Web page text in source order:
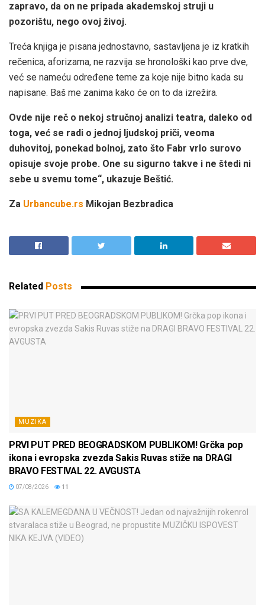
zapravo, da on ne pripada akademskoj struji u
pozorištu, nego ovoj živoj.
Treća knjiga je pisana jednostavno, sastavljena je iz kratkih
rečenica, aforizama, ne razvija se hronološki kao prve dve,
već se nameću određene teme za koje nije bitno kada su
napisane. Baš me zanima kako će on to da izrežira.
Ovde nije reč o nekoj stručnoj analizi teatra, daleko od
toga, već se radi o jednoj ljudskoj priči, veoma
duhovitoj, ponekad bolnoj, zato što Fabr vrlo surovo
opisuje svoje probe. One su sigurno takve i ne štedi ni
sebe u svemu tome“, ukazuje Beštić.
Za Urbancube.rs Mikojan Bezbradica
Related Posts
MUZIKA
PRVI PUT PRED BEOGRADSKOM PUBLIKOM! Grčka pop
ikona i evropska zvezda Sakis Ruvas stiže na DRAGI
BRAVO FESTIVAL 22. AVGUSTA
07/08/2026 11